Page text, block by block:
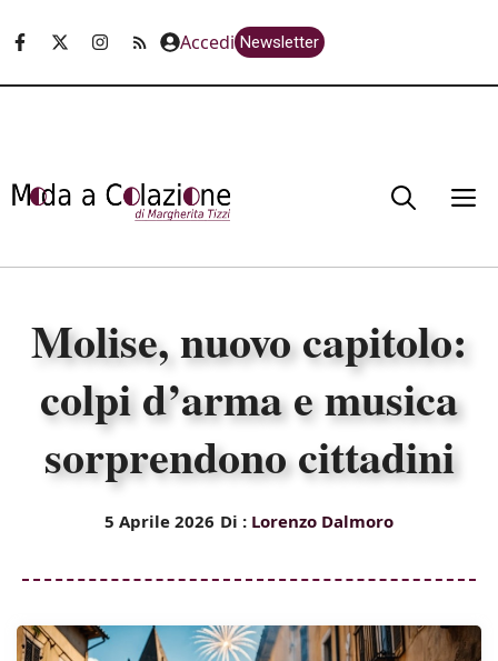
Accedi Newsletter
Molise, nuovo capitolo:
colpi d’arma e musica
sorprendono cittadini
5 Aprile 2026 Di : Lorenzo Dalmoro